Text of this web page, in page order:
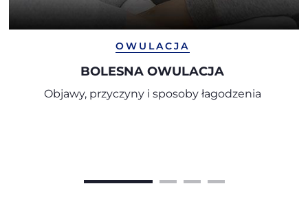
OWULACJA
BOLESNA OWULACJA
Objawy, przyczyny i sposoby łagodzenia